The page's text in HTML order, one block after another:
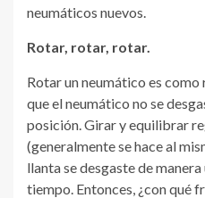
neumáticos nuevos.
Rotar, rotar, rotar.
Rotar un neumático es
que el neumático no se
posición. Girar y equilibrar
(generalmente se hace al
llanta se desgaste de
tiempo. Entonces, ¿con qué